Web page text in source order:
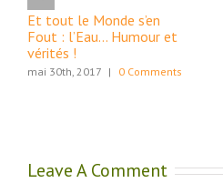
Et tout le Monde s’en
Fout : l’Eau… Humour et
vérités !
mai 30th, 2017 | 0 Comments
Leave A Comment